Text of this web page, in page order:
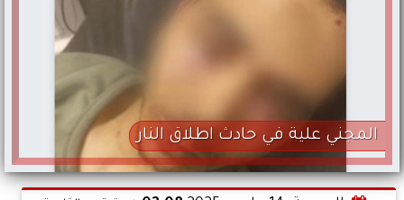
المجني علية في حادث اطلاق النار